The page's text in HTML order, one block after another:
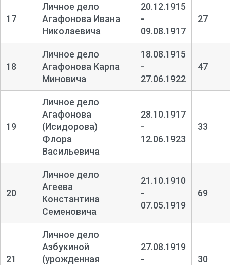
17
Личное дело
Агафонова Ивана
Николаевича
20.12.1915
-
09.08.1917
27
18
Личное дело
Агафонова Карпа
Миновича
18.08.1915
-
27.06.1922
47
19
Личное дело
Агафонова
(Исидорова)
Флора
Васильевича
28.10.1917
-
12.06.1923
33
20
Личное дело
Агеева
Константина
Семеновича
21.10.1910
-
07.05.1919
69
21
Личное дело
Азбукиной
(урожденная
27.08.1919
-
30